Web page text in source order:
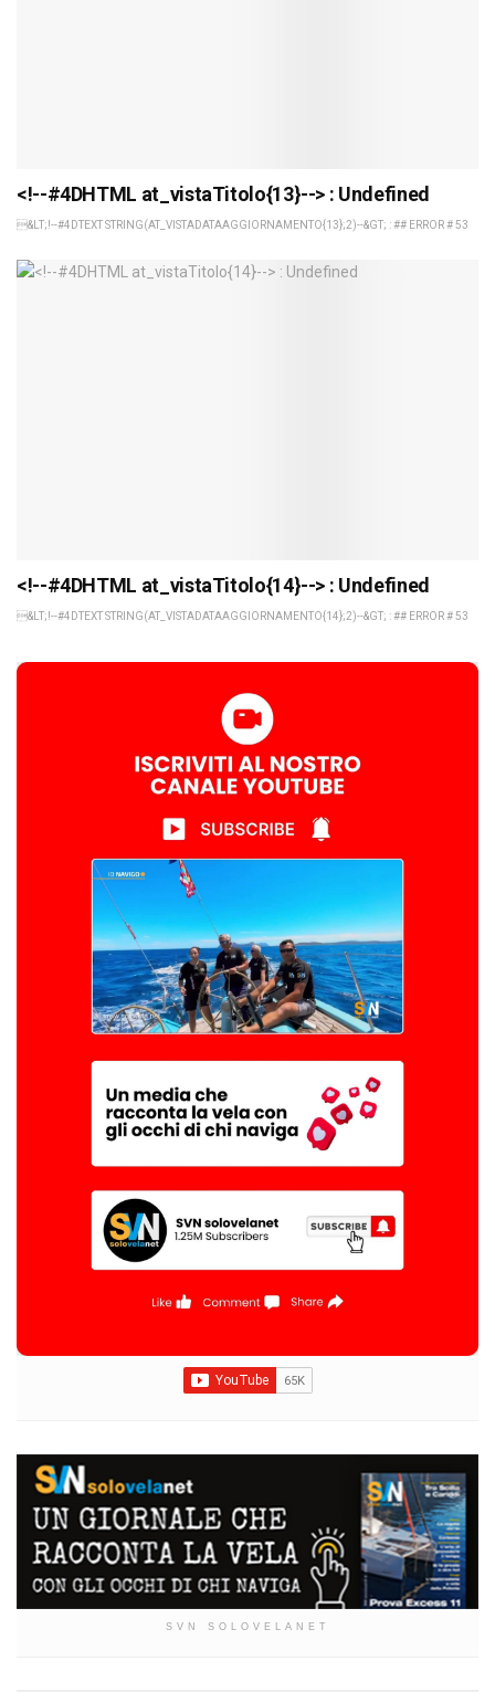
<!--#4DHTML at_vistaTitolo{13}--> : Undefined
&LT;!--#4DTEXT STRING(AT_VISTADATAAGGIORNAMENTO{13};2)--&GT; : ## ERROR # 53
<!--#4DHTML at_vistaTitolo{14}--> : Undefined
&LT;!--#4DTEXT STRING(AT_VISTADATAAGGIORNAMENTO{14};2)--&GT; : ## ERROR # 53
SVN SOLOVELANET